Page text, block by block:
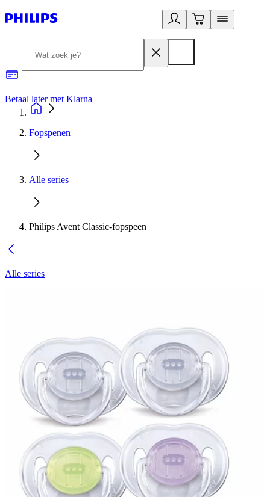
Betaal later met Klarna
Fopspenen
Alle series
Philips Avent Classic-fopspeen
Alle series